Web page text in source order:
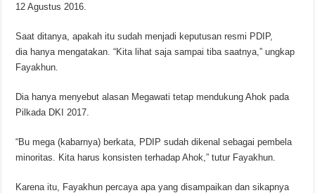
12 Agustus 2016.
Saat ditanya, apakah itu sudah menjadi keputusan resmi PDIP,
dia hanya mengatakan. “Kita lihat saja sampai tiba saatnya,” ungkap
Fayakhun.
Dia hanya menyebut alasan Megawati tetap mendukung Ahok pada
Pilkada DKI 2017.
“Bu mega (kabarnya) berkata, PDIP sudah dikenal sebagai pembela
minoritas. Kita harus konsisten terhadap Ahok,” tutur Fayakhun.
Karena itu, Fayakhun percaya apa yang disampaikan dan sikapnya